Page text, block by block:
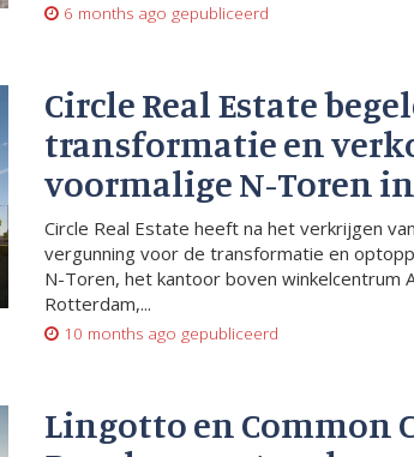
6 months ago gepubliceerd
Circle Real Estate
transformatie en
voormalige N-Toren
Circle Real Estate heeft na het verkrijgen
vergunning voor de transformatie en
N-Toren, het kantoor boven winkelcentrum
Rotterdam,...
10 months ago gepubliceerd
Lingotto en Common